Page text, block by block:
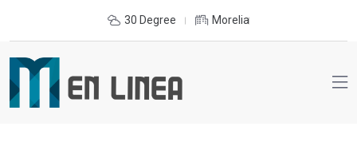
30 Degree Morelia